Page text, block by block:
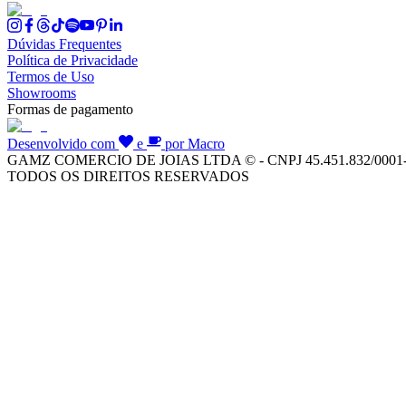
Dúvidas Frequentes
Política de Privacidade
Termos de Uso
Showrooms
Formas de pagamento
Desenvolvido com e
por Macro
GAMZ COMERCIO DE JOIAS LTDA © - CNPJ 45.451.832/
TODOS OS DIREITOS RESERVADOS